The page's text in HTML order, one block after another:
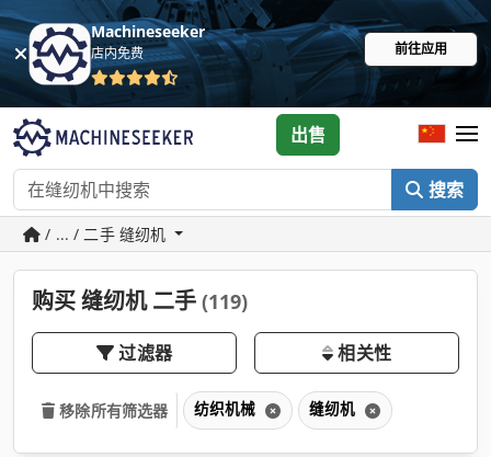
Machineseeker
店内免费 前往应用
搜索
出售
/ ... / 二手 缝纫机
购买 缝纫机 二手 (119)
过滤器 相关性
移除所有筛选器 纺织机械 缝纫机